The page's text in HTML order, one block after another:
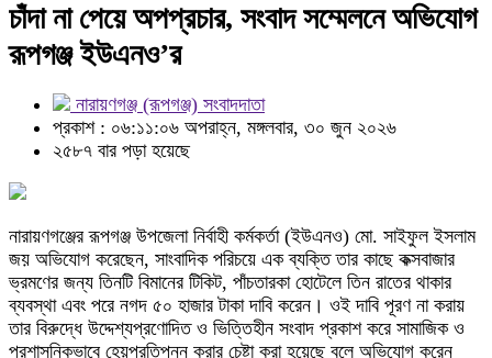
চাঁদা না পেয়ে অপপ্রচার, সংবাদ সম্মেলনে অভিযোগ
রূপগঞ্জ ইউএনও’র
নারায়ণগঞ্জ (রূপগঞ্জ) সংবাদদাতা
প্রকাশ : ০৬:১১:০৬ অপরাহ্ন, মঙ্গলবার, ৩০ জুন ২০২৬
২৫৮৭ বার পড়া হয়েছে
নারায়ণগঞ্জের রূপগঞ্জ উপজেলা নির্বাহী কর্মকর্তা (ইউএনও) মো. সাইফুল ইসলাম
জয় অভিযোগ করেছেন, সাংবাদিক পরিচয়ে এক ব্যক্তি তার কাছে কক্সবাজার
ভ্রমণের জন্য তিনটি বিমানের টিকিট, পাঁচতারকা হোটেলে তিন রাতের থাকার
ব্যবস্থা এবং পরে নগদ ৫০ হাজার টাকা দাবি করেন। ওই দাবি পূরণ না করায়
তার বিরুদ্ধে উদ্দেশ্যপ্রণোদিত ও ভিত্তিহীন সংবাদ প্রকাশ করে সামাজিক ও
প্রশাসনিকভাবে হেয়প্রতিপন্ন করার চেষ্টা করা হয়েছে বলে অভিযোগ করেন